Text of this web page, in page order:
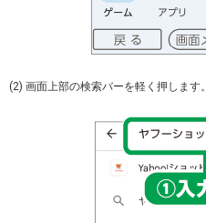
(2) 画面上部の検索バーを軽く押します。